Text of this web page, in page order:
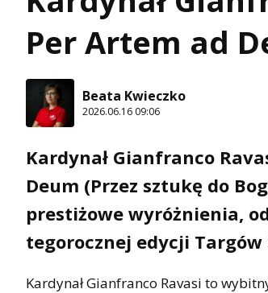
Per Artem ad
Beata Kwieczko
2026.06.16 09:06
Kardynał Gianfranco
Deum (Przez sztukę do
prestiżowe wyróżnienia,
tegorocznej edycji Targów
Kardynał Gianfranco Ravasi to